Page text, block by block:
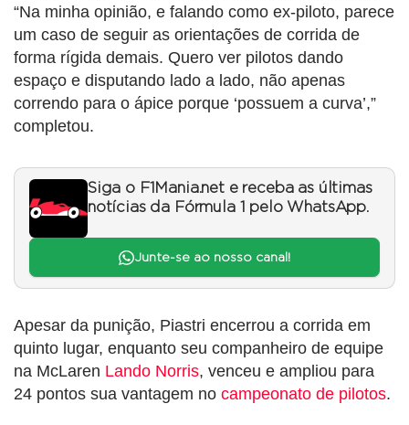
“Na minha opinião, e falando como ex-piloto, parece
um caso de seguir as orientações de corrida de
forma rígida demais. Quero ver pilotos dando
espaço e disputando lado a lado, não apenas
correndo para o ápice porque ‘possuem a curva’,”
completou.
Siga o F1Mania.net e receba as últimas
notícias da Fórmula 1 pelo WhatsApp.
Junte-se ao nosso canal!
Apesar da punição, Piastri encerrou a corrida em
quinto lugar, enquanto seu companheiro de equipe
na McLaren Lando Norris, venceu e ampliou para
24 pontos sua vantagem no campeonato de pilotos.